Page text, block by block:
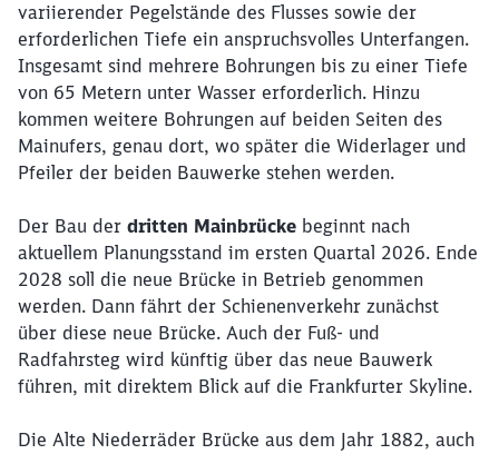
variierender Pegelstände des Flusses sowie der
erforderlichen Tiefe ein anspruchsvolles Unterfangen.
Insgesamt sind mehrere Bohrungen bis zu einer Tiefe
von 65 Metern unter Wasser erforderlich. Hinzu
kommen weitere Bohrungen auf beiden Seiten des
Mainufers, genau dort, wo später die Widerlager und
Pfeiler der beiden Bauwerke stehen werden.
Der Bau der dritten Mainbrücke beginnt nach
aktuellem Planungsstand im ersten Quartal 2026. Ende
2028 soll die neue Brücke in Betrieb genommen
werden. Dann fährt der Schienenverkehr zunächst
über diese neue Brücke. Auch der Fuß- und
Radfahrsteg wird künftig über das neue Bauwerk
führen, mit direktem Blick auf die Frankfurter Skyline.
Die Alte Niederräder Brücke aus dem Jahr 1882, auch